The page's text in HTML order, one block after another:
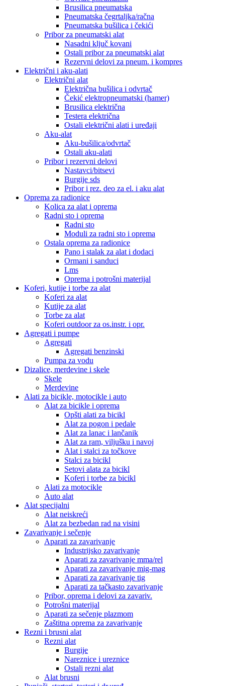
Brusilica pneumatska
Pneumatska čegrtaljka/račna
Pneumatska bušilica i čekići
Pribor za pneumatski alat
Nasadni ključ kovani
Ostali pribor za pneumatski alat
Rezervni delovi za pneum. i kompres
Električni i aku-alati
Električni alat
Električna bušilica i odvrtač
Čekić elektropneumatski (hamer)
Brusilica električna
Testera električna
Ostali električni alati i uređaji
Aku-alat
Aku-bušilica/odvrtač
Ostali aku-alati
Pribor i rezervni delovi
Nastavci/bitsevi
Burgije sds
Pribor i rez. deo za el. i aku alat
Oprema za radionice
Kolica za alat i oprema
Radni sto i oprema
Radni sto
Moduli za radni sto i oprema
Ostala oprema za radionice
Pano i stalak za alat i dodaci
Ormani i sanduci
Lms
Oprema i potrošni materijal
Koferi, kutije i torbe za alat
Koferi za alat
Kutije za alat
Torbe za alat
Koferi outdoor za os.instr. i opr.
Agregati i pumpe
Agregati
Agregati benzinski
Pumpa za vodu
Dizalice, merdevine i skele
Skele
Merdevine
Alati za bicikle, motocikle i auto
Alat za bicikle i oprema
Opšti alati za bicikl
Alat za pogon i pedale
Alat za lanac i lančanik
Alat za ram, viljušku i navoj
Alat i stalci za točkove
Stalci za bicikl
Setovi alata za bicikl
Koferi i torbe za bicikl
Alati za motocikle
Auto alat
Alat specijalni
Alat neiskreći
Alat za bezbedan rad na visini
Zavarivanje i sečenje
Aparati za zavarivanje
Industrijsko zavarivanje
Aparati za zavarivanje mma/rel
Aparati za zavarivanje mig-mag
Aparati za zavarivanje tig
Aparati za tačkasto zavarivanje
Pribor, oprema i delovi za zavariv.
Potrošni materijal
Aparati za sečenje plazmom
Zaštitna oprema za zavarivanje
Rezni i brusni alat
Rezni alat
Burgije
Nareznice i ureznice
Ostali rezni alat
Alat brusni